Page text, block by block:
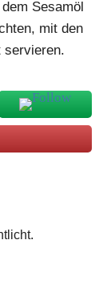
Sesamöl
mit den
servieren.